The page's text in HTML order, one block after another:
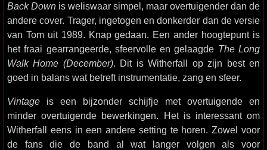
Back Down is weliswaar simpel, maar overtuigender dan de
andere cover. Trager, ingetogen en donkerder dan de versie
van Tom uit 1989. Knap gedaan. Een ander hoogtepunt is
het fraai gearrangeerde, sfeervolle en gelaagde The Long
Walk Home (December). Dit is Witherfall op zijn best en
goed in balans wat betreft instrumentatie, zang en sfeer.
Vintage is een bijzonder schijfje met overtuigende en
minder overtuigende bewerkingen. Het is interessant om
Witherfall eens in een andere setting te horen. Zowel voor
de fans die de band al wat langer volgen als voor